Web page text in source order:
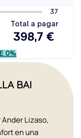
BAI
Lizaso,
en una